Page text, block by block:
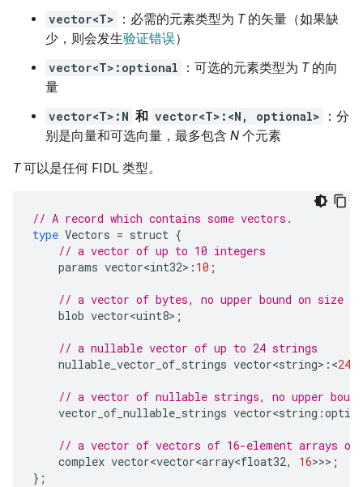
vector<T> ：必需的元素类型为 T的矢量（如果缺
少，则会发生验证错误）
vector<T>:optional
：可选的元素类型为 T的向
量
vector<T>:N 和 vector<T>:<N, optional>
：分
别是向量和可选向量，最多包含 N 个元素
T可以是任何 FIDL 类型。
// A record which contains some vectors.
type Vectors = struct {
// a vector of up to 10 integers
params vector<int32> : 10 ;
// a vector of bytes, no upper bound on size
blob vector<uint8> ;
// a nullable vector of up to 24 strings
nullable_vector_of_strings vector<string> : <24
// a vector of nullable strings, no upper
vector_of_nullable_strings vector<string :
// a vector of vectors of 16-element arrays of
complex vector<vector<array<float32, 16>>> ;
};